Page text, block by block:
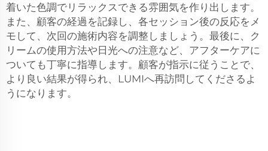
着いた色調でリラックスできる雰囲気を作り出します。
また、顧客の経過を記録し、各セッション後の反応をメ
モして、次回の施術内容を調整しましょう。最後に、ク
リームの使用方法や日光への注意など、アフターケアに
ついても丁寧に指導します。顧客が指示に従うことで、
より良い結果が得られ、LUMIへ再訪問してくださるよ
うになります。